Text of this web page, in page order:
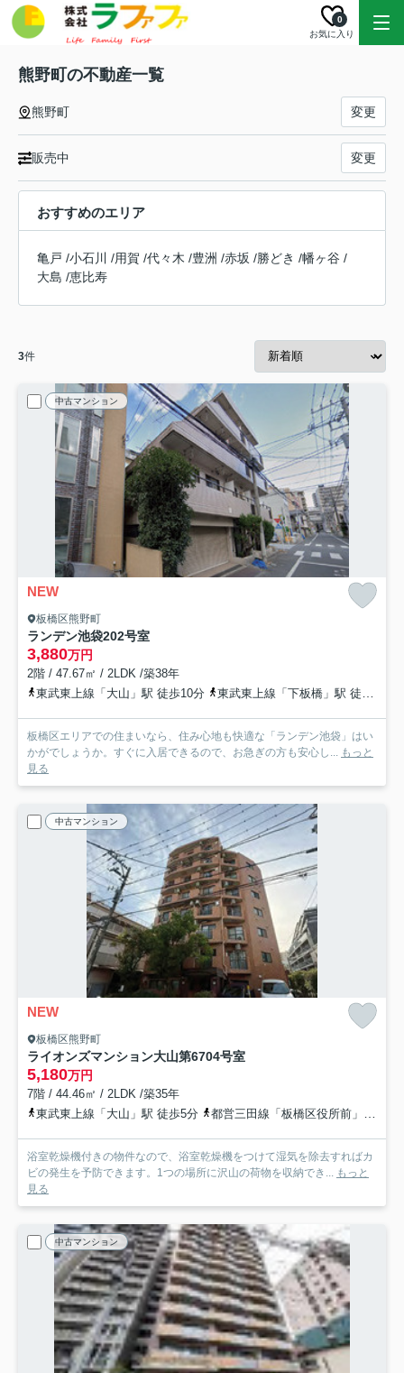
お気に入り
0
熊野町の不動産一覧
熊野町 変更
販売中 変更
おすすめのエリア
亀戸 /小石川 /用賀 /代々木 /豊洲 /赤坂 /勝どき /幡ヶ谷 /
大島 /恵比寿
3件
中古マンション
NEW
板橋区熊野町
ランデン池袋202号室
3,880万円
2階 / 47.67㎡ / 2LDK /築38年
東武東上線「大山」駅 徒歩10分
東武東上線「下板橋」駅 徒歩12分
板橋区エリアでの住まいなら、住み心地も快適な「ランデン池袋」はい
かがでしょうか。すぐに入居できるので、お急ぎの方も安心し... もっと
見る
中古マンション
NEW
板橋区熊野町
ライオンズマンション大山第6704号室
5,180万円
7階 / 44.46㎡ / 2LDK /築35年
東武東上線「大山」駅 徒歩5分
都営三田線「板橋区役所前」駅 徒歩16分
浴室乾燥機付きの物件なので、浴室乾燥機をつけて湿気を除去すればカ
ビの発生を予防できます。1つの場所に沢山の荷物を収納でき... もっと
見る
中古マンション